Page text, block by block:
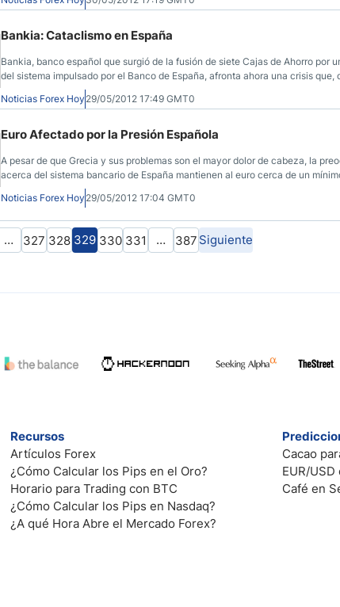
Bankia: Cataclismo en España
Bankia, banco español que surgió de la fusión de siete Cajas de Ahorro por
del sistema impulsado por el Banco de España, afronta ahora una crisis que,
como la quiebra más escandalosa producida en los últimos años en España.
Noticias Forex Hoy 29/05/2012 17:49 GMT0
Euro Afectado por la Presión Española
A pesar de que Grecia y sus problemas son el mayor dolor de cabeza, la
acerca del sistema bancario de España mantienen al euro cerca de un
americano, ya que los rendimientos en la reciente subasta de deuda
6,5%.
Noticias Forex Hoy 29/05/2012 17:04 GMT0
… 327 328 329 330 331 … 387 Siguiente
Recursos
Artículos Forex
¿Cómo Calcular los Pips en el Oro?
Horario para Trading con BTC
¿Cómo Calcular los Pips en Nasdaq?
¿A qué Hora Abre el Mercado Forex?
Cacao
EUR/
Café en